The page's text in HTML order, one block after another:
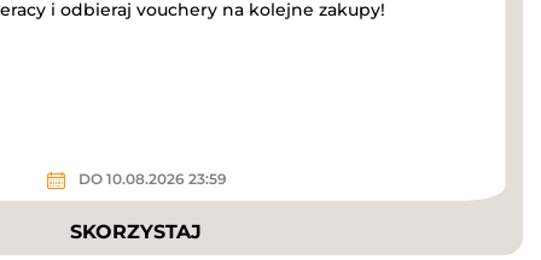
i odbieraj vouchery na kolejne zakupy!
DO 10.08.2026 23:59
SKORZYSTAJ